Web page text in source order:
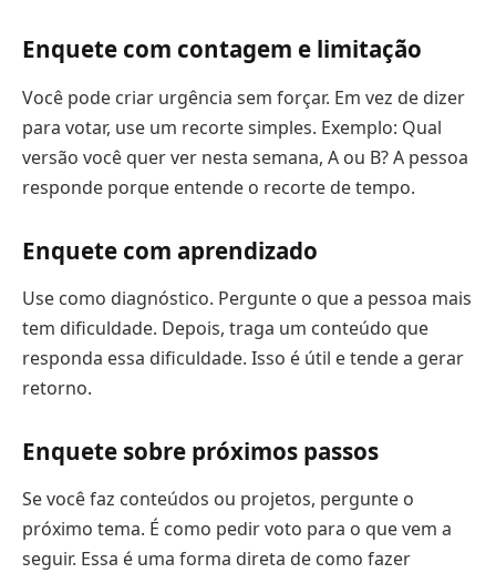
Enquete com contagem e limitação
Você pode criar urgência sem forçar. Em vez de dizer
para votar, use um recorte simples. Exemplo: Qual
versão você quer ver nesta semana, A ou B? A pessoa
responde porque entende o recorte de tempo.
Enquete com aprendizado
Use como diagnóstico. Pergunte o que a pessoa mais
tem dificuldade. Depois, traga um conteúdo que
responda essa dificuldade. Isso é útil e tende a gerar
retorno.
Enquete sobre próximos passos
Se você faz conteúdos ou projetos, pergunte o
próximo tema. É como pedir voto para o que vem a
seguir. Essa é uma forma direta de como fazer